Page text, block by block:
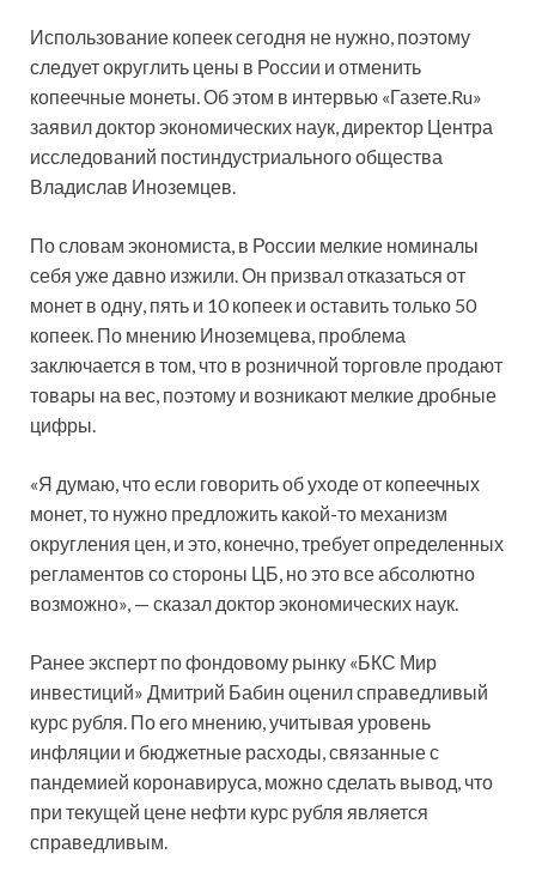
Использование копеек сегодня не нужно, поэтому
следует округлить цены в России и отменить
копеечные монеты. Об этом в интервью «Газете.Ru»
заявил доктор экономических наук, директор Центра
исследований постиндустриального общества
Владислав Иноземцев.
По словам экономиста, в России мелкие номиналы
себя уже давно изжили. Он призвал отказаться от
монет в одну, пять и 10 копеек и оставить только 50
копеек. По мнению Иноземцева, проблема
заключается в том, что в розничной торговле продают
товары на вес, поэтому и возникают мелкие дробные
цифры.
«Я думаю, что если говорить об уходе от копеечных
монет, то нужно предложить какой-то механизм
округления цен, и это, конечно, требует определенных
регламентов со стороны ЦБ, но это все абсолютно
возможно», — сказал доктор экономических наук.
Ранее эксперт по фондовому рынку «БКС Мир
инвестиций» Дмитрий Бабин оценил справедливый
курс рубля. По его мнению, учитывая уровень
инфляции и бюджетные расходы, связанные с
пандемией коронавируса, можно сделать вывод, что
при текущей цене нефти курс рубля является
справедливым.